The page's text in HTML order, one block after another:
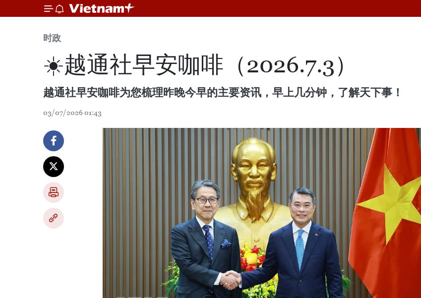
时政
☀️越通社早安咖啡（2026.7.3）
越通社早安咖啡为您梳理昨晚今早的主要资讯，早上几分钟，了解天下事！
03/07/2026 01:43